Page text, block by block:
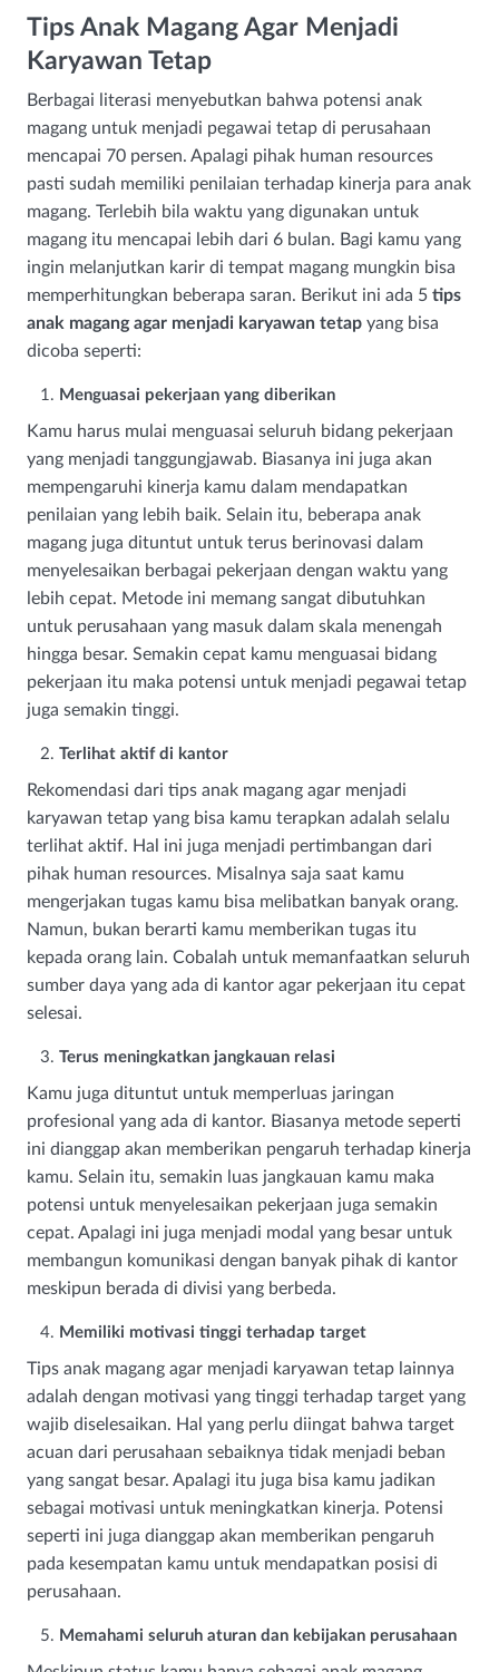
Tips Anak Magang Agar Menjadi
Karyawan Tetap
Berbagai literasi menyebutkan bahwa potensi anak
magang untuk menjadi pegawai tetap di perusahaan
mencapai 70 persen. Apalagi pihak human resources
pasti sudah memiliki penilaian terhadap kinerja para anak
magang. Terlebih bila waktu yang digunakan untuk
magang itu mencapai lebih dari 6 bulan. Bagi kamu yang
ingin melanjutkan karir di tempat magang mungkin bisa
memperhitungkan beberapa saran. Berikut ini ada 5 tips
anak magang agar menjadi karyawan tetap yang bisa
dicoba seperti:
Menguasai pekerjaan yang diberikan
Kamu harus mulai menguasai seluruh bidang pekerjaan
yang menjadi tanggungjawab. Biasanya ini juga akan
mempengaruhi kinerja kamu dalam mendapatkan
penilaian yang lebih baik. Selain itu, beberapa anak
magang juga dituntut untuk terus berinovasi dalam
menyelesaikan berbagai pekerjaan dengan waktu yang
lebih cepat. Metode ini memang sangat dibutuhkan
untuk perusahaan yang masuk dalam skala menengah
hingga besar. Semakin cepat kamu menguasai bidang
pekerjaan itu maka potensi untuk menjadi pegawai tetap
juga semakin tinggi.
Terlihat aktif di kantor
Rekomendasi dari tips anak magang agar menjadi
karyawan tetap yang bisa kamu terapkan adalah selalu
terlihat aktif. Hal ini juga menjadi pertimbangan dari
pihak human resources. Misalnya saja saat kamu
mengerjakan tugas kamu bisa melibatkan banyak orang.
Namun, bukan berarti kamu memberikan tugas itu
kepada orang lain. Cobalah untuk memanfaatkan seluruh
sumber daya yang ada di kantor agar pekerjaan itu cepat
selesai.
Terus meningkatkan jangkauan relasi
Kamu juga dituntut untuk memperluas jaringan
profesional yang ada di kantor. Biasanya metode seperti
ini dianggap akan memberikan pengaruh terhadap kinerja
kamu. Selain itu, semakin luas jangkauan kamu maka
potensi untuk menyelesaikan pekerjaan juga semakin
cepat. Apalagi ini juga menjadi modal yang besar untuk
membangun komunikasi dengan banyak pihak di kantor
meskipun berada di divisi yang berbeda.
Memiliki motivasi tinggi terhadap target
Tips anak magang agar menjadi karyawan tetap lainnya
adalah dengan motivasi yang tinggi terhadap target yang
wajib diselesaikan. Hal yang perlu diingat bahwa target
acuan dari perusahaan sebaiknya tidak menjadi beban
yang sangat besar. Apalagi itu juga bisa kamu jadikan
sebagai motivasi untuk meningkatkan kinerja. Potensi
seperti ini juga dianggap akan memberikan pengaruh
pada kesempatan kamu untuk mendapatkan posisi di
perusahaan.
Memahami seluruh aturan dan kebijakan perusahaan